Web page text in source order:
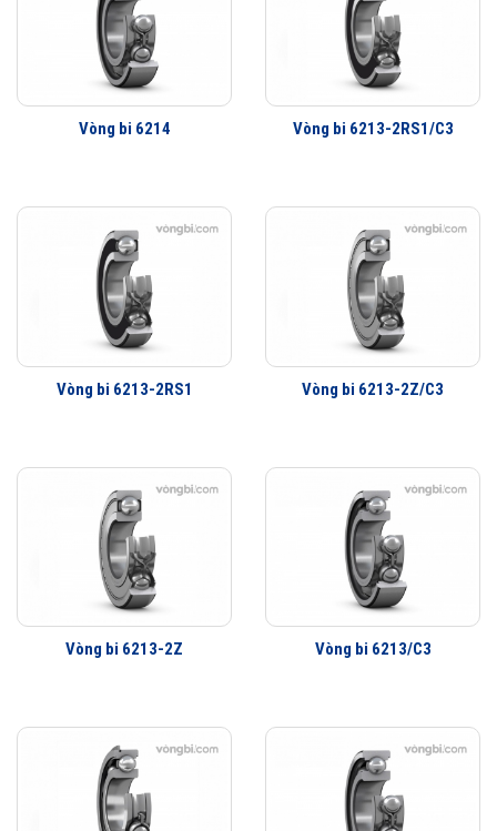
đánh giá rất cao trong những ứng dụng thực tiến.
Được kế thừa trọn vẹn những điểm mạnh của phân khúc vòng bi SKF
Explorer với rãnh lăn và vòng cách được thiết kế mới. Các cải tiến này
cao hơn và công nghệ chế tạo mới đã nâng cao khả năng làm việc và
Qúy khách hàng có thể xem qua hình ảnh dưới đây để thấy rõ được
thiết kế khác biệt của sản phẩm vòng bi cầu SKF với các loại vòng bi
Hình ảnh: Thiết kế vòng bi cầu SKF khác biệt với phần còn lại
Cấp chính xác của vòng bi được nâng lên cao hơn, vòng bi cầu
Explorer sẽ làm việc êm hơn so với các thế hệ trước đây. Bên cạnh đó
vòng bi cầu SKF luôn có khả năng chịu tải hướng kính và tải trục ở tốc
độ làm việc cao và liên tục thay đổi.
Ngoài ra, với đặc tính là dòng sản phảm thế hệ mới vòng bi này còn
Những đặc điểm nổi bật có trên vòng bi cầu SKF chính
Vòng bi SKFnổi tiếng và phát triển mạnh mẽ trên thị trường ở nhiều
Vòng bi 6214 Vòng bi 6213-2RS1/C3
Vòng bi 6213-2RS1 Vòng bi 6213-2Z/C3
Vòng bi 6213-2Z Vòng bi 6213/C3